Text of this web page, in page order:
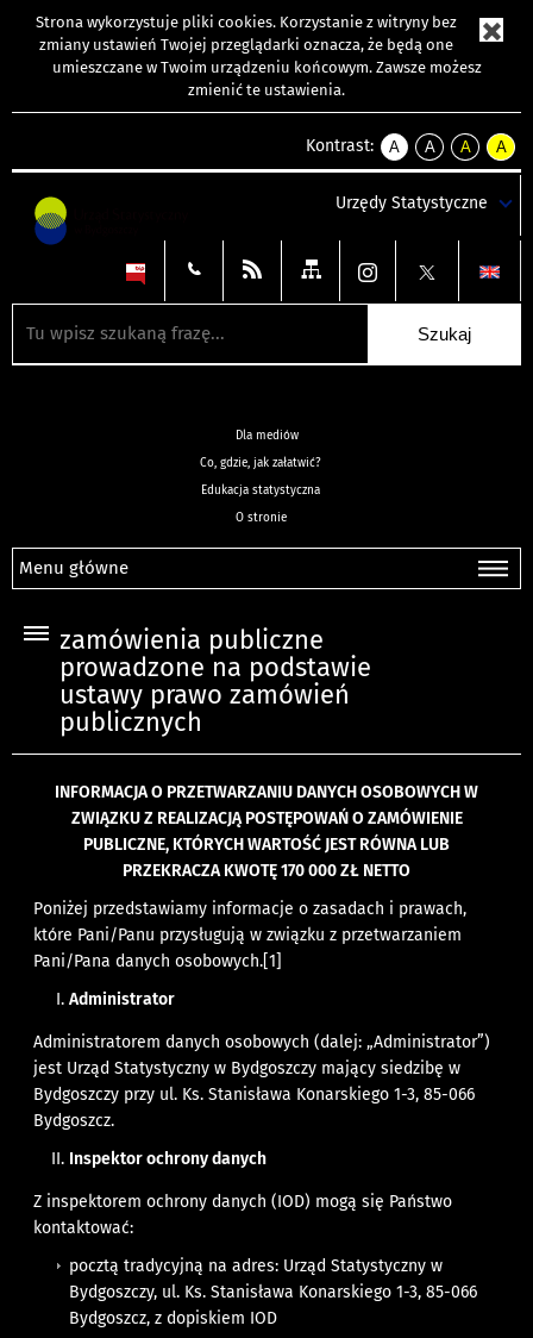
Strona wykorzystuje pliki cookies. Korzystanie z witryny bez
zmiany ustawień Twojej przeglądarki oznacza, że będą one
umieszczane w Twoim urządzeniu końcowym. Zawsze możesz
zmienić te ustawienia.
Kontrast:
A
kontrast
A
kontrast
tekst
czarnym
A
kontrast
tekst
czarnym
A
tekst
żółtym
Urzędy Statystyczne
Dla mediów
Co, gdzie, jak załatwić?
Edukacja statystyczna
O stronie
Menu główne
zamówienia publiczne
prowadzone na podstawie
ustawy prawo zamówień
publicznych
INFORMACJA O PRZETWARZANIU DANYCH OSOBOWYCH W
ZWIĄZKU Z REALIZACJĄ POSTĘPOWAŃ O ZAMÓWIENIE
PUBLICZNE, KTÓRYCH WARTOŚĆ JEST RÓWNA LUB
PRZEKRACZA KWOTĘ 170 000 ZŁ NETTO
Poniżej przedstawiamy informacje o zasadach i prawach,
które Pani/Panu przysługują w związku z przetwarzaniem
Pani/Pana danych osobowych.[1]
Administrator
Administratorem danych osobowych (dalej: „Administrator”)
jest Urząd Statystyczny w Bydgoszczy mający siedzibę w
Bydgoszczy przy ul. Ks. Stanisława Konarskiego 1-3, 85-066
Bydgoszcz.
Inspektor ochrony danych
Z inspektorem ochrony danych (IOD) mogą się Państwo
kontaktować:
pocztą tradycyjną na adres: Urząd Statystyczny w
Bydgoszczy, ul. Ks. Stanisława Konarskiego 1-3, 85-066
Bydgoszcz, z dopiskiem IOD